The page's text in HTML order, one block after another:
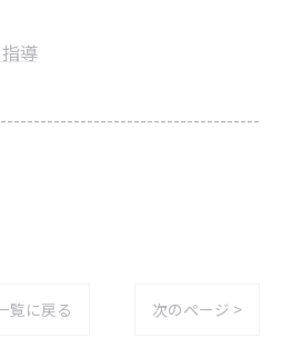
導
覧に戻る 次のページ >